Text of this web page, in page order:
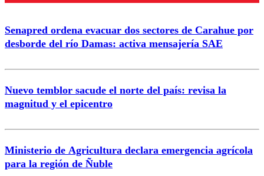
Correo
Senapred ordena evacuar dos sectores de Carahue por
desborde del río Damas: activa mensajería SAE
Nuevo temblor sacude el norte del país: revisa la
magnitud y el epicentro
Ministerio de Agricultura declara emergencia agrícola
para la región de Ñuble